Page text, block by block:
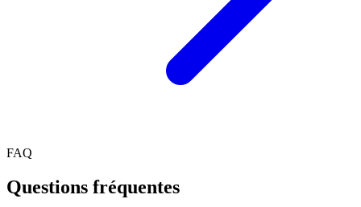
FAQ
Questions fréquentes